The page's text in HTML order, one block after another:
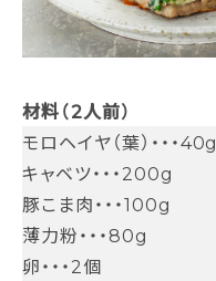
材料（2人前）
モロヘイヤ（葉）・・・40g
キャベツ・・・200g
豚こま肉・・・100g
薄力粉・・・80g
卵・・・2個